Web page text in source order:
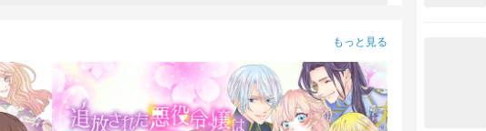
もっと見る